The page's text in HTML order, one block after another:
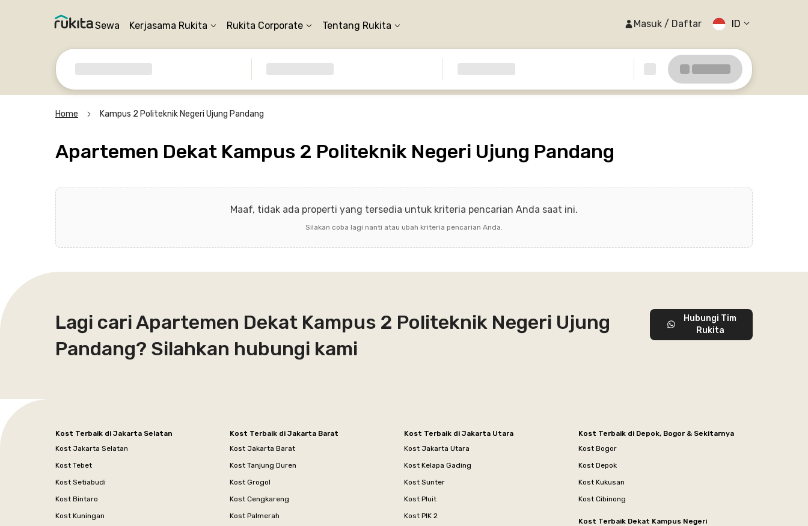
Sewa Kerjasama Rukita Rukita Corporate Tentang Rukita Masuk / Daftar ID
Home Kampus 2 Politeknik Negeri Ujung Pandang
Apartemen Dekat Kampus 2 Politeknik Negeri Ujung Pandang
Maaf, tidak ada properti yang tersedia untuk kriteria pencarian Anda saat ini.
Silakan coba lagi nanti atau ubah kriteria pencarian Anda.
Lagi cari Apartemen Dekat Kampus 2 Politeknik Negeri Ujung
Pandang? Silahkan hubungi kami
Hubungi Tim
Rukita
Kost Terbaik di Jakarta Selatan
Kost Jakarta Selatan
Kost Tebet
Kost Setiabudi
Kost Bintaro
Kost Kuningan
Kost Terbaik di Jakarta Barat
Kost Jakarta Barat
Kost Tanjung Duren
Kost Grogol
Kost Cengkareng
Kost Palmerah
Kost Terbaik di Jakarta Utara
Kost Jakarta Utara
Kost Kelapa Gading
Kost Sunter
Kost Pluit
Kost PIK 2
Kost Terbaik di Depok, Bogor & Sekitarnya
Kost Bogor
Kost Depok
Kost Kukusan
Kost Cibinong
Kost Terbaik Dekat Kampus Negeri